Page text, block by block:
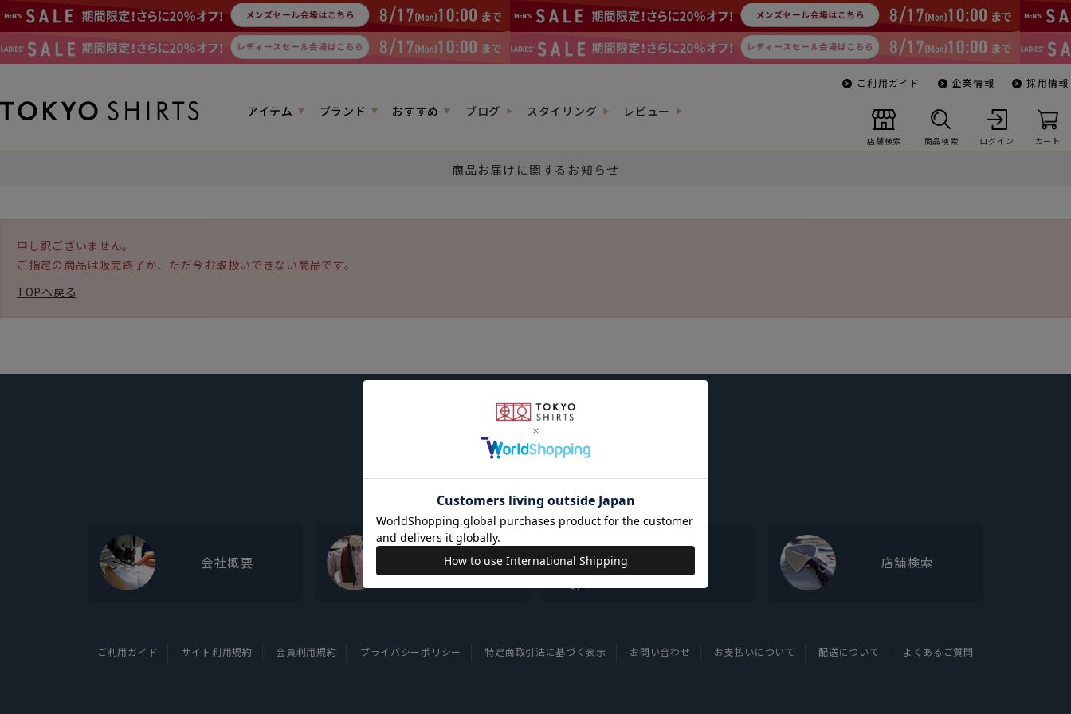
アイテム ブランド おすすめ ブログ スタイリング レビュー
ご利用ガイド 企業情報 採用情報
店舗検索 商品検索 ログイン カート
商品お届けに関するお知らせ
申し訳ございません。
ご指定の商品は販売終了か、ただ今お取扱いできない商品です。
TOPへ戻る
会社概要 東京シャツについて 店舗検索
ご利用ガイド サイト利用規約 会員利用規約 プライバシーポリシー 特定商取引法に基づく表示 お問い合わせ お支払いについて 配送について よくあるご質問